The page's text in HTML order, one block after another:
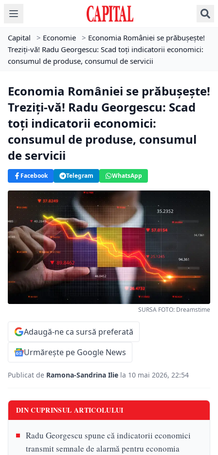
Capital > Economie > Economia României se prăbușește!
Treziți-vă! Radu Georgescu: Scad toți indicatorii economici:
consumul de produse, consumul de servicii
Economia României se prăbușește!
Treziți-vă! Radu Georgescu: Scad
toți indicatorii economici:
consumul de produse, consumul
de servicii
Facebook Telegram WhatsApp
SURSA FOTO: Dreamstime
Adaugă-ne ca sursă preferată
Urmărește pe Google News
Publicat de Ramona-Sandrina Ilie la 10 mai 2026, 22:54
DIN CUPRINSUL ARTICOLULUI
Radu Georgescu spune că indicatorii economici
transmit semnale de alarmă pentru economia